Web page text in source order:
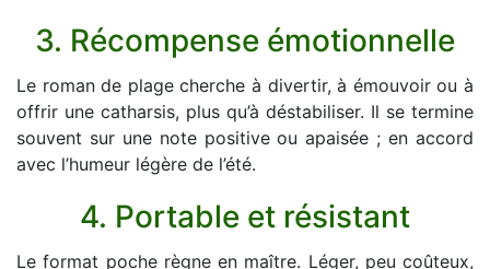
3. Récompense émotionnelle
Le roman de plage cherche à divertir, à émouvoir ou à
offrir une catharsis, plus qu’à déstabiliser. Il se termine
souvent sur une note positive ou apaisée ; en accord
avec l’humeur légère de l’été.
4. Portable et résistant
Le format poche règne en maître. Léger, peu coûteux,